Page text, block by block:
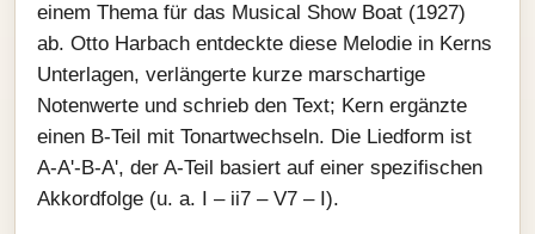
einem Thema für das Musical Show Boat (1927)
ab. Otto Harbach entdeckte diese Melodie in Kerns
Unterlagen, verlänger­te kurze marschartige
Notenwerte und schrieb den Text; Kern ergänzte
einen B‑Teil mit Tonartwechseln. Die Liedform ist
A‑A'‑B‑A', der A‑Teil basiert auf einer spezifischen
Akkordfolge (u. a. I – ii7 – V7 – I).